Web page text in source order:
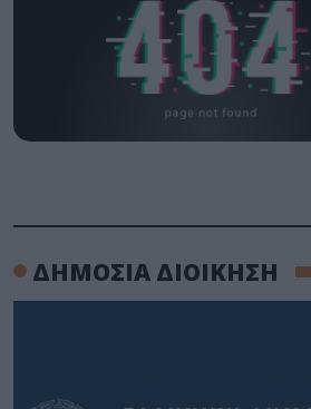
ΔΗΜΟΣΙΑ ΔΙΟΙΚΗΣΗ